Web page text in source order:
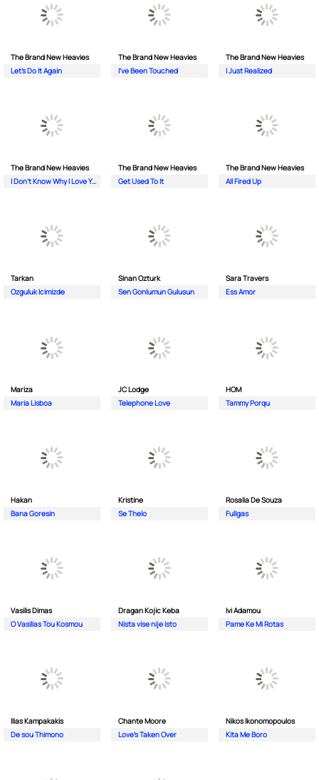
The Brand New Heavies
Let's Do It Again
The Brand New Heavies
I've Been Touched
The Brand New Heavies
I Just Realized
The Brand New Heavies
I Don't Know Why I Love You
The Brand New Heavies
Get Used To It
The Brand New Heavies
All Fired Up
Tarkan
Ozguluk Icimizde
Sinan Ozturk
Sen Gonlumun Gulusun
Sara Travers
Ess Amor
Mariza
Maria Lisboa
JC Lodge
Telephone Love
HOM
Tammy Porqu
Hakan
Bana Goresin
Kristine
Se Thelo
Rosalia De Souza
Fullgas
Vasilis Dimas
O Vasilias Tou Kosmou
Dragan Kojic Keba
Nista vise nije isto
Ivi Adamou
Pame Ke Mi Rotas
Ilias Kampakakis
De sou Thimono
Chante Moore
Love's Taken Over
Nikos Ikonomopoulos
Kita Me Boro